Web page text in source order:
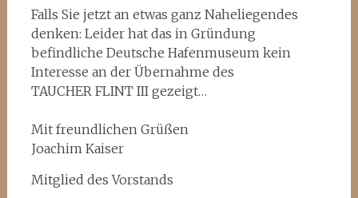
Falls Sie jetzt an etwas ganz Naheliegendes
denken: Leider hat das in Gründung
befindliche Deutsche Hafenmuseum kein
Interesse an der Übernahme des
TAUCHER FLINTIII gezeigt…
Mit freundlichen Grüßen
Joachim Kaiser
Mitglied des Vorstands